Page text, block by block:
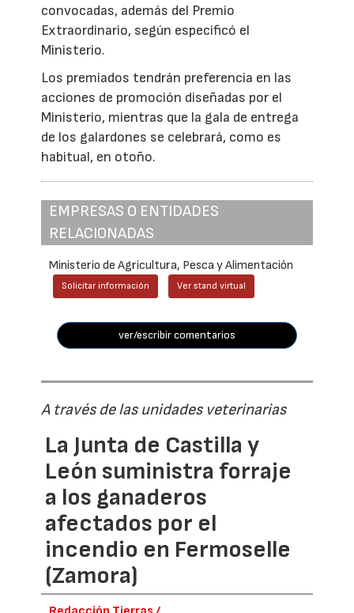
convocadas, además del Premio
Extraordinario, según especificó el
Ministerio.
Los premiados tendrán preferencia en las
acciones de promoción diseñadas por el
Ministerio, mientras que la gala de entrega
de los galardones se celebrará, como es
habitual, en otoño.
EMPRESAS O ENTIDADES
RELACIONADAS
Ministerio de Agricultura, Pesca y Alimentación
Solicitar información Ver stand virtual
ver/escribir comentarios
A través de las unidades veterinarias
La Junta de Castilla y
León suministra forraje
a los ganaderos
afectados por el
incendio en Fermoselle
(Zamora)